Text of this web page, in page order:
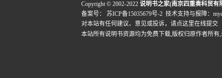
Copyright © 2002-2022 说明书之家(南京四重奏科贸有
备案号：
苏ICP备15035679号-2 技术支持与报障：
对本站有任何建议、意见或投诉， 请点这里在线提交
本站所有说明书资源均为免费下载,版权归原作者所